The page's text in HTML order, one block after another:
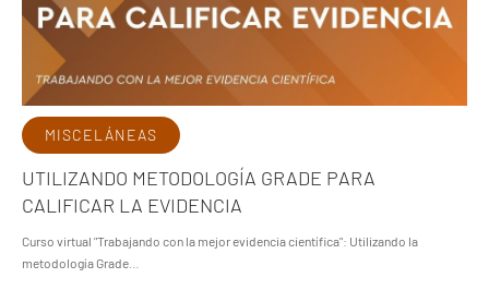
MISCELÁNEAS
UTILIZANDO METODOLOGÍA GRADE PARA
CALIFICAR LA EVIDENCIA
Curso virtual "Trabajando con la mejor evidencia científica": Utilizando la
metodología Grade…